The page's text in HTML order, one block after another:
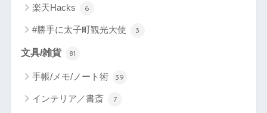
楽天Hacks 6
#勝手に太子町観光大使 3
文具/雑貨 81
手帳/メモ/ノート術 39
インテリア／書斎 7